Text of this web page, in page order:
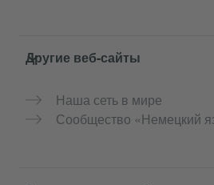
Другие веб-сайты
Наша сеть в мире
Сообщество «Немецкий